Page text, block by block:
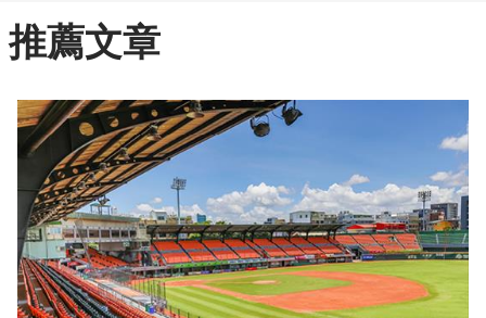
推薦文章